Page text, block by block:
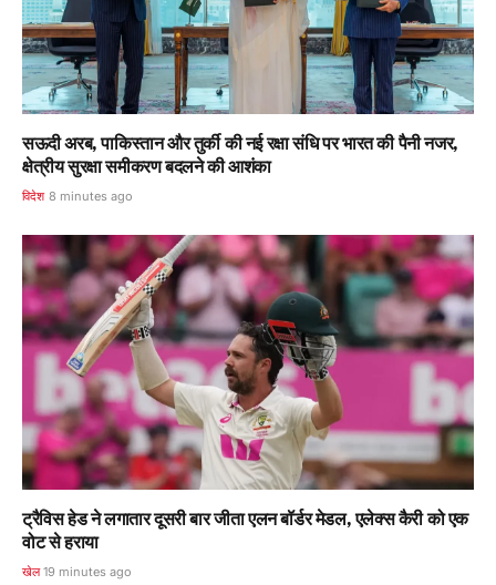
सऊदी अरब, पाकिस्तान और तुर्की की नई रक्षा संधि पर भारत की पैनी नजर,
क्षेत्रीय सुरक्षा समीकरण बदलने की आशंका
विदेश 8 minutes ago
ट्रैविस हेड ने लगातार दूसरी बार जीता एलन बॉर्डर मेडल, एलेक्स कैरी को एक
वोट से हराया
खेल 19 minutes ago